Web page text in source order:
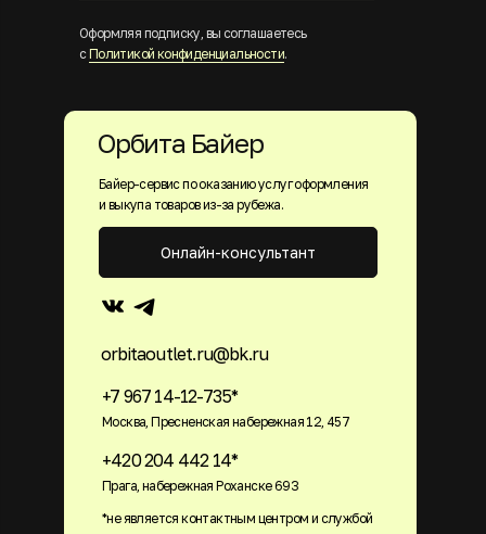
Оформляя подписку, вы соглашаетесь
с Политикой конфиденциальности.
Байер-сервис по оказанию услуг оформления
и выкупа товаров из-за рубежа.
+7 967 14-12-735*
Москва, Пресненская набережная 12, 457
+420 204 442 14*
Прага, набережная Роханске 693
orbitaoutlet.ru@bk.ru
Онлайн-консультант
Орбита Байер
*не является контактным центром и службой